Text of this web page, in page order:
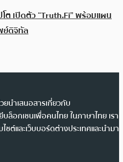
ต เปิดตัว “Truth.Fi” พร้อมแผน
ย์ดิจิทัล
นำเสนอสารเกี่ยวกับ
ล็อกเชนเพื่อคนไทย ในภาษาไทย เรา
ต์และเว็บบอร์ดต่างประเทศและนำมา